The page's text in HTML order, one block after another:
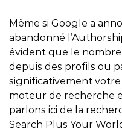
Même si Google a
abandonné
évident que le
depuis des profils ou
significativement
moteur de recherche
parlons ici de la
Search Plus Your